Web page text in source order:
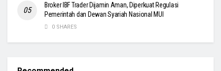
Broker IBF Trader Dijamin Aman, Diperkuat Regulasi
Pemerintah dan Dewan Syariah Nasional MUI
0 SHARES